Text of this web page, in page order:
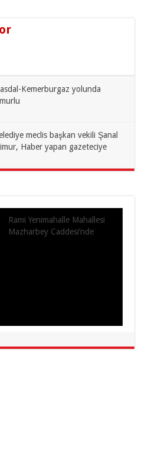
Kemerburgaz yolunda
meclis başkan vekili Şanal
Haber yapan gazeteciye
Rami Yenimahalle Mahallesi
Mazharbey Caddesi’nde